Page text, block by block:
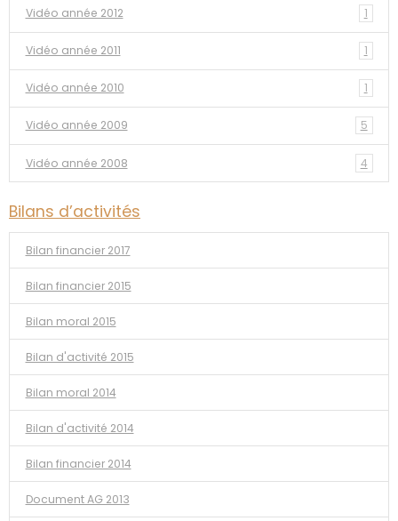
Vidéo année 2012 1
Vidéo année 2011 1
Vidéo année 2010 1
Vidéo année 2009 5
Vidéo année 2008 4
Bilans d’activités
Bilan financier 2017
Bilan financier 2015
Bilan moral 2015
Bilan d'activité 2015
Bilan moral 2014
Bilan d'activité 2014
Bilan financier 2014
Document AG 2013